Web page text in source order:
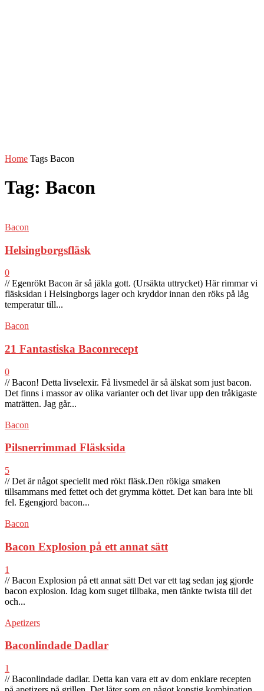
Home Tags Bacon
Tag: Bacon
Bacon
Helsingborgsfläsk
0
// Egenrökt Bacon är så jäkla gott. (Ursäkta uttrycket) Här rimmar vi
fläsksidan i Helsingborgs lager och kryddor innan den röks på låg
temperatur till...
Bacon
21 Fantastiska Baconrecept
0
// Bacon! Detta livselexir. Få livsmedel är så älskat som just bacon.
Det finns i massor av olika varianter och det livar upp den tråkigaste
maträtten. Jag går...
Bacon
Pilsnerrimmad Fläsksida
5
// Det är något speciellt med rökt fläsk.Den rökiga smaken
tillsammans med fettet och det grymma köttet. Det kan bara inte bli
fel. Egengjord bacon...
Bacon
Bacon Explosion på ett annat sätt
1
// Bacon Explosion på ett annat sätt Det var ett tag sedan jag gjorde
bacon explosion. Idag kom suget tillbaka, men tänkte twista till det
och...
Apetizers
Baconlindade Dadlar
1
// Baconlindade dadlar. Detta kan vara ett av dom enklare recepten